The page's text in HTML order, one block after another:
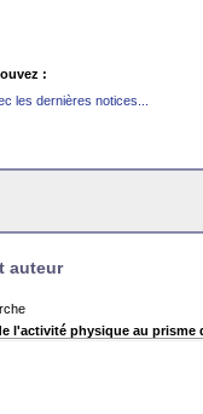
:
les dernières notices...
auteur
l'activité physique au prisme